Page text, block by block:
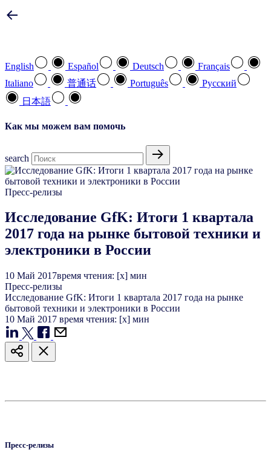
English Español Deutsch
Français
Italiano
普通话 Português
Pусский
日本語
Как мы можем вам помочь
search
Пресс-релизы
Исследование GfK: Итоги 1 квартала
2017 года на рынке бытовой техники и
электроники в России
10 Май 2017время чтения: [x] мин
Пресс-релизы
Исследование GfK: Итоги 1 квартала 2017 года на рынке
бытовой техники и электроники в России
10 Май 2017 время чтения: [x] мин
Пресс-релизы